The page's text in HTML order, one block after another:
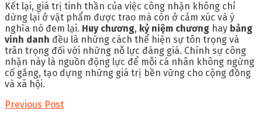
Kết lại, giá trị tinh thần của việc công nhận không chỉ
dừng lại ở vật phẩm được trao mà còn ở cảm xúc và ý
nghĩa nó đem lại. Huy chương, kỷ niệm chương hay bảng
vinh danh đều là những cách thể hiện sự tôn trọng và
trân trọng đối với những nỗ lực đáng giá. Chính sự công
nhận này là nguồn động lực để mỗi cá nhân không ngừng
cố gắng, tạo dựng những giá trị bền vững cho cộng đồng
và xã hội.
Previous Post